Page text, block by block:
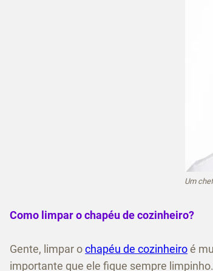
Um
Como limpar o chapéu de cozinheiro?
Gente, limpar ochapéu de cozinheiroé
importante que ele fique sempre